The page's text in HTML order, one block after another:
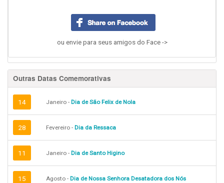
ou envie para seus amigos do Face ->
Outras Datas Comemorativas
14 Janeiro - Dia de São Felix de Nola
28 Fevereiro - Dia da Ressaca
11 Janeiro - Dia de Santo Higino
15 Agosto - Dia de Nossa Senhora Desatadora dos Nós